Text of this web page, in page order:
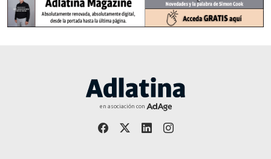
en asociación con